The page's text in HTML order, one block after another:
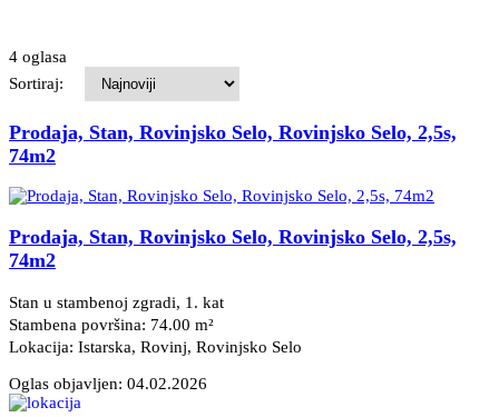
4 oglasa
Sortiraj:
Prodaja, Stan, Rovinjsko Selo, Rovinjsko Selo, 2,5s,
74m2
Prodaja, Stan, Rovinjsko Selo, Rovinjsko Selo, 2,5s,
74m2
Stan u stambenoj zgradi, 1. kat
Stambena površina: 74.00 m²
Lokacija: Istarska, Rovinj, Rovinjsko Selo
Oglas objavljen: 04.02.2026